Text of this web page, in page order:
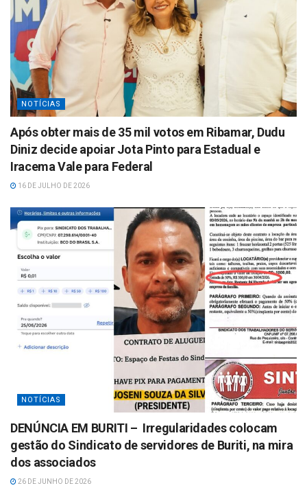
NOTÍCIAS
Após obter mais de 35 mil votos em Ribamar, Dudu
Diniz decide apoiar Jota Pinto para Estadual e
Iracema Vale para Federal
16 DE JULHO DE 2026
NOTÍCIAS
DENÚNCIA EM BURITI – Irregularidades colocam
gestão do Sindicato de servidores de Buriti, na mira
dos associados
26 DE JUNHO DE 2026